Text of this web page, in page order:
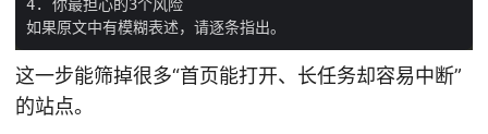
这一步能筛掉很多“首页能打开、长任务却容易中断”
的站点。